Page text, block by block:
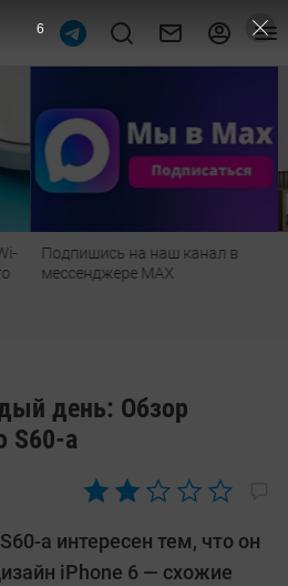
Рейтинг телевизоров 2026:
лучшие модели для гостиной,
день: Обзор
S60-a
a интересен тем, что он
iPhone 6 — схожие
5